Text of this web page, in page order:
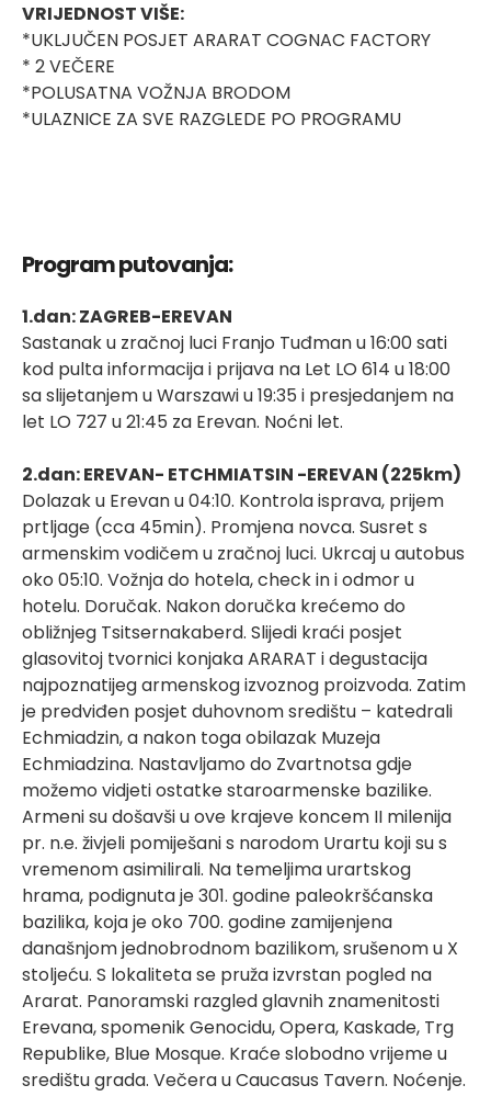
VRIJEDNOST VIŠE:
*UKLJUČEN POSJET ARARAT COGNAC FACTORY
* 2 VEČERE
*POLUSATNA VOŽNJA BRODOM
*ULAZNICE ZA SVE RAZGLEDE PO PROGRAMU
Program putovanja:
1.dan: ZAGREB-EREVAN
Sastanak u zračnoj luci Franjo Tuđman u 16:00 sati
kod pulta informacija i prijava na Let LO 614 u 18:00
sa slijetanjem u Warszawi u 19:35 i presjedanjem na
let LO 727 u 21:45 za Erevan. Noćni let.
2.dan: EREVAN- ETCHMIATSIN -EREVAN (225km)
Dolazak u Erevan u 04:10. Kontrola isprava, prijem
prtljage (cca 45min). Promjena novca. Susret s
armenskim vodičem u zračnoj luci. Ukrcaj u autobus
oko 05:10. Vožnja do hotela, check in i odmor u
hotelu. Doručak. Nakon doručka krećemo do
obližnjeg Tsitsernakaberd. Slijedi kraći posjet
glasovitoj tvornici konjaka ARARAT i degustacija
najpoznatijeg armenskog izvoznog proizvoda. Zatim
je predviđen posjet duhovnom središtu – katedrali
Echmiadzin, a nakon toga obilazak Muzeja
Echmiadzina. Nastavljamo do Zvartnotsa gdje
možemo vidjeti ostatke staroarmenske bazilike.
Armeni su došavši u ove krajeve koncem II milenija
pr. n.e. živjeli pomiješani s narodom Urartu koji su s
vremenom asimilirali. Na temeljima urartskog
hrama, podignuta je 301. godine paleokršćanska
bazilika, koja je oko 700. godine zamijenjena
današnjom jednobrodnom bazilikom, srušenom u X
stoljeću. S lokaliteta se pruža izvrstan pogled na
Ararat. Panoramski razgled glavnih znamenitosti
Erevana, spomenik Genocidu, Opera, Kaskade, Trg
Republike, Blue Mosque. Kraće slobodno vrijeme u
središtu grada. Večera u Caucasus Tavern. Noćenje.